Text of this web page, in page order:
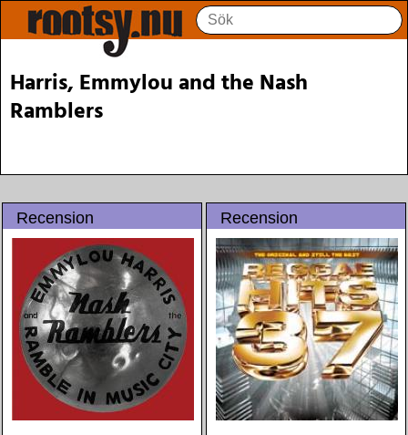
Harris, Emmylou and the Nash
Ramblers
Recension Recension